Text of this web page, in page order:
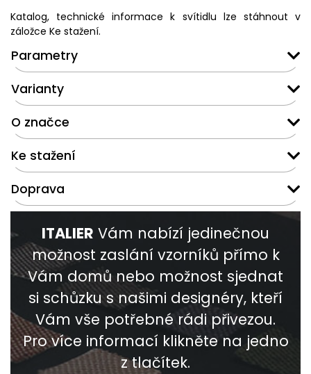
Katalog, technické informace k svítidlu lze stáhnout v
záložce Ke stažení.
Parametry
Varianty
O značce
Ke stažení
Doprava
ITALIER Vám nabízí jedinečnou
možnost zaslání vzorníků přímo k
Vám domů nebo možnost sjednat
si schůzku s našimi designéry, kteří
Vám vše potřebné rádi přivezou.
Pro více informací klikněte na jedno
z tlačítek.